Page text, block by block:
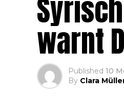
warnt
Published 10
By Clara